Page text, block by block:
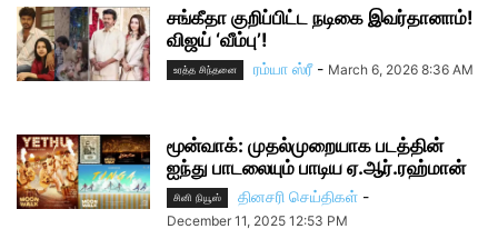
சங்கீதா குறிப்பிட்ட நடிகை இவர்தானாம்!
விஜய் ‘வீம்பு’!
உரத்த சிந்தனை ரம்யா ஸ்ரீ - March 6, 2026 8:36 AM
மூன்வாக்: முதல்முறையாக படத்தின்
ஐந்து பாடலையும் பாடிய ஏ.ஆர்.ரஹ்மான்
சினி நியூஸ் தினசரி செய்திகள் -
December 11, 2025 12:53 PM